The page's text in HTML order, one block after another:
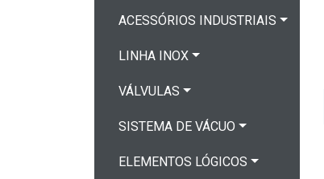
ACESSÓRIOS INDUSTRIAIS
LINHA INOX
VÁLVULAS
SISTEMA DE VÁCUO
ELEMENTOS LÓGICOS